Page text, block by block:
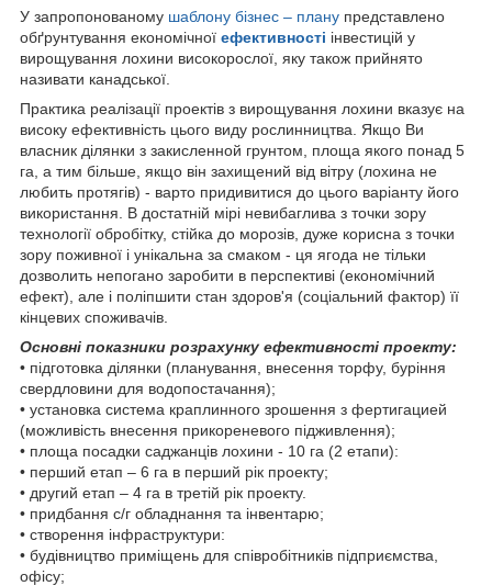
У запропонованому шаблону бізнес – плану представлено
обґрунтування економічної ефективності інвестицій у
вирощування лохини високорослої, яку також прийнято
називати канадської.
Практика реалізації проектів з вирощування лохини вказує на
високу ефективність цього виду рослинництва. Якщо Ви
власник ділянки з закисленной грунтом, площа якого понад 5
га, а тим більше, якщо він захищений від вітру (лохина не
любить протягів) - варто придивитися до цього варіанту його
використання. В достатній мірі невибаглива з точки зору
технології обробітку, стійка до морозів, дуже корисна з точки
зору поживної і унікальна за смаком - ця ягода не тільки
дозволить непогано заробити в перспективі (економічний
ефект), але і поліпшити стан здоров'я (соціальний фактор) її
кінцевих споживачів.
Основні показники розрахунку ефективності проекту:
• підготовка ділянки (планування, внесення торфу, буріння
свердловини для водопостачання);
• установка система краплинного зрошення з фертигацией
(можливість внесення прикореневого підживлення);
• площа посадки саджанців лохини - 10 га (2 етапи):
• перший етап – 6 га в перший рік проекту;
• другий етап – 4 га в третій рік проекту.
• придбання с/г обладнання та інвентарю;
• створення інфраструктури:
• будівництво приміщень для співробітників підприємства,
офісу;